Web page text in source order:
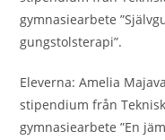
gymnasiearbete
gungstolsterapi”.
Eleverna: Amelia
stipendium från
gymnasiearbete ”En